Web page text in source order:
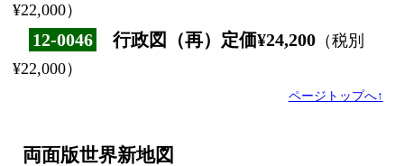
¥22,000）
12-0046 行政図（再）定価¥24,200（税別
¥22,000）
ページトップへ↑
両面版世界新地図